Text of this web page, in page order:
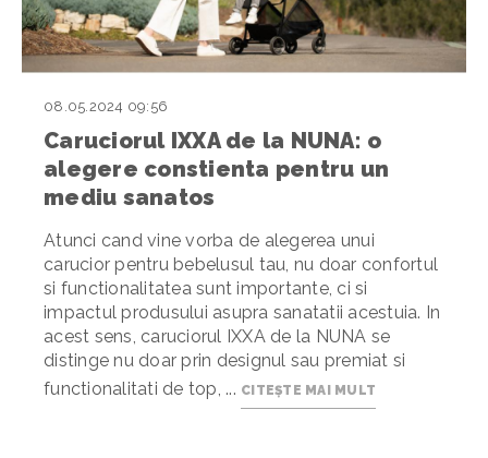
Caruciorul IXXA de la NUNA: o
alegere constienta pentru un
mediu sanatos
08.05.2024 09:56
Atunci cand vine vorba de alegerea unui
carucior pentru bebelusul tau, nu doar confortul
si functionalitatea sunt importante, ci si
impactul produsului asupra sanatatii acestuia. In
acest sens, caruciorul IXXA de la NUNA se
distinge nu doar prin designul sau premiat si
functionalitati de top, ... CITEȘTE MAI MULT